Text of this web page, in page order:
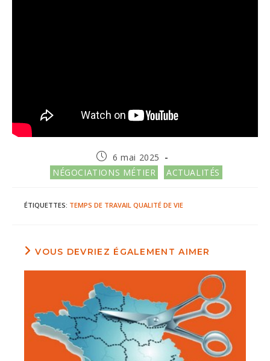
Publication
publiée :
6 mai 2025
Post
category:
NÉGOCIATIONS MÉTIER ACTUALITÉS
ÉTIQUETTES: TEMPS DE TRAVAIL QUALITÉ DE VIE
VOUS DEVRIEZ ÉGALEMENT AIMER